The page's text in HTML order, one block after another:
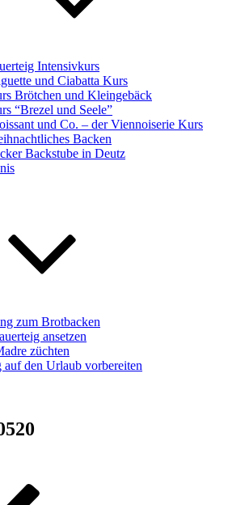
Intensivkurs
und Ciabatta Kurs
Brötchen und Kleingebäck
“Brezel und Seele”
und Co. – der Viennoiserie Kurs
Backen
Backstube in Deutz
zum Brotbacken
ansetzen
züchten
auf den Urlaub vorbereiten